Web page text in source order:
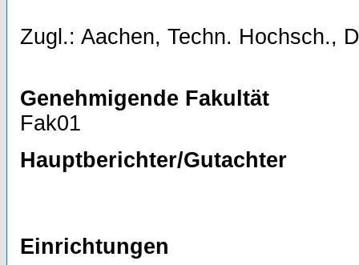
Zugl.: Aachen, Techn. Hochsch.,
Genehmigende Fakultät
Fak01
Hauptberichter/Gutachter
Einrichtungen